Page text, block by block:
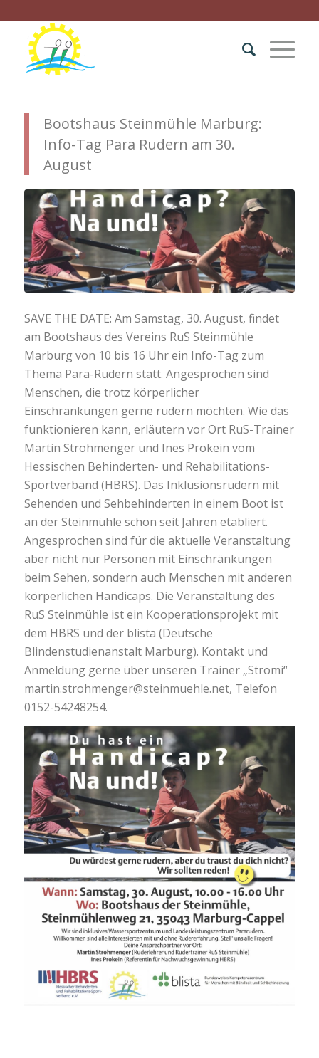
Bootshaus Steinmühle Marburg:
Info-Tag Para Rudern am 30.
August
SAVE THE DATE: Am Samstag, 30. August, findet
am Bootshaus des Vereins RuS Steinmühle
Marburg von 10 bis 16 Uhr ein Info-Tag zum
Thema Para-Rudern statt. Angesprochen sind
Menschen, die trotz körperlicher
Einschränkungen gerne rudern möchten. Wie das
funktionieren kann, erläutern vor Ort RuS-Trainer
Martin Strohmenger und Ines Prokein vom
Hessischen Behinderten- und Rehabilitations-
Sportverband (HBRS). Das Inklusionsrudern mit
Sehenden und Sehbehinderten in einem Boot ist
an der Steinmühle schon seit Jahren etabliert.
Angesprochen sind für die aktuelle Veranstaltung
aber nicht nur Personen mit Einschränkungen
beim Sehen, sondern auch Menschen mit anderen
körperlichen Handicaps. Die Veranstaltung des
RuS Steinmühle ist ein Kooperationsprojekt mit
dem HBRS und der blista (Deutsche
Blindenstudienanstalt Marburg). Kontakt und
Anmeldung gerne über unseren Trainer „Stromi“
martin.strohmenger@steinmuehle.net, Telefon
0152-54248254.